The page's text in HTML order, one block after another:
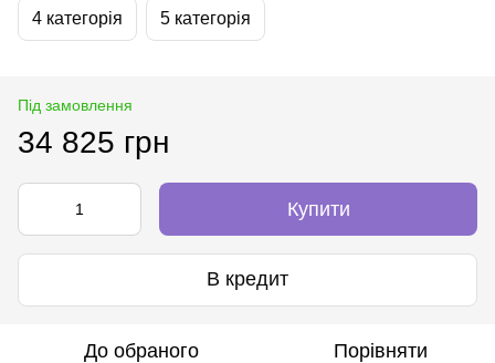
4 категорія 5 категорія
Під замовлення
34 825 грн
Купити
В кредит
До обраного Порівняти